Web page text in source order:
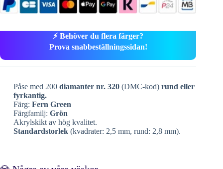
⚡ Behöver du flera färger?
Prova snabbeställningssidan!
Påse med 200 diamanter nr. 320(DMC-kod) rund eller
fyrkantig.
Färg: Fern Green
Färgfamilj: Grön
Akrylskikt av hög kvalitet.
Standardstorlek(kvadrater: 2,5 mm, rund: 2,8 mm).